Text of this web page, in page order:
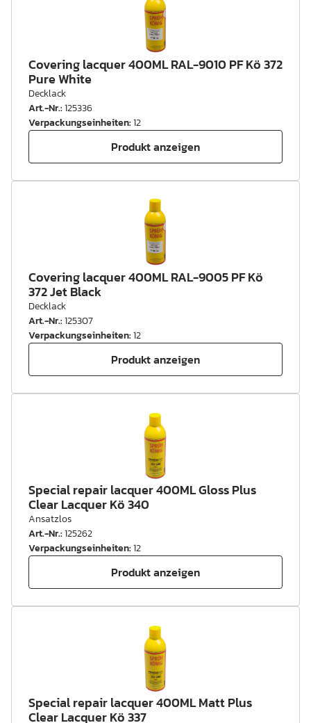
Covering lacquer 400ML RAL-9010 PF Kö 372
Pure White
Decklack
Art.-Nr.:125336
Verpackungseinheiten:12
Produkt anzeigen
Covering lacquer 400ML RAL-9005 PF Kö
372 Jet Black
Decklack
Art.-Nr.:125307
Verpackungseinheiten:12
Produkt anzeigen
Special repair lacquer 400ML Gloss Plus
Clear Lacquer Kö 340
Ansatzlos
Art.-Nr.:125262
Verpackungseinheiten:12
Produkt anzeigen
Special repair lacquer 400ML Matt Plus
Clear Lacquer Kö 337